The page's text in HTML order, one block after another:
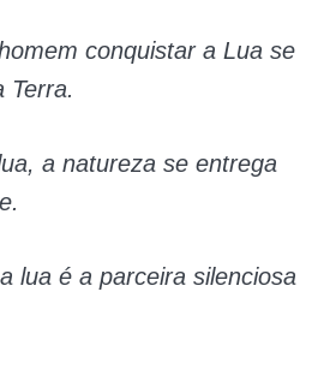
conquistar a Lua se
Terra.
a natureza se entrega
lua é a parceira silenciosa